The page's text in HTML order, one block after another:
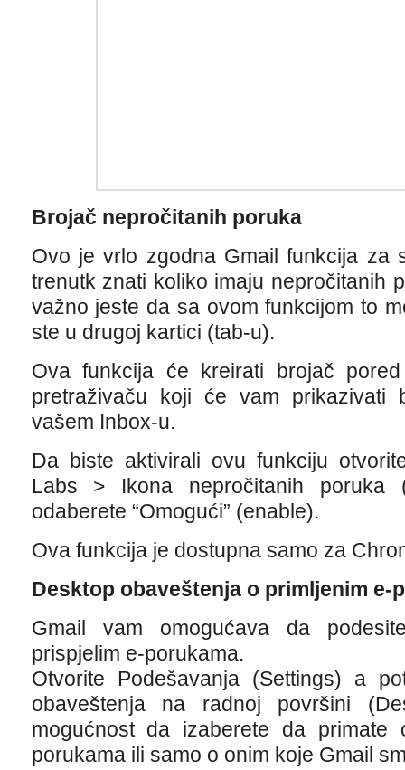
Brojač nepročitanih poruka
Ovo je vrlo zgodna Gmail funkcija za
trenutk znati koliko imaju nepročitanih
važno jeste da sa ovom funkcijom to
ste u drugoj kartici (tab-u).
Ova funkcija će kreirati brojač
pretraživaču koji će vam prikazivati
vašem Inbox-u.
Da biste aktivirali ovu funkciju
Labs > Ikona nepročitanih poruka
odaberete “Omogući” (enable).
Ova funkcija je dostupna samo za
Desktop obaveštenja o primljenim e-
Gmail vam omogućava da
prispjelim e-porukama.
Otvorite Podešavanja (Settings) a
obaveštenja na radnoj površini
mogućnost da izaberete da primate
porukama ili samo o onim koje Gmail